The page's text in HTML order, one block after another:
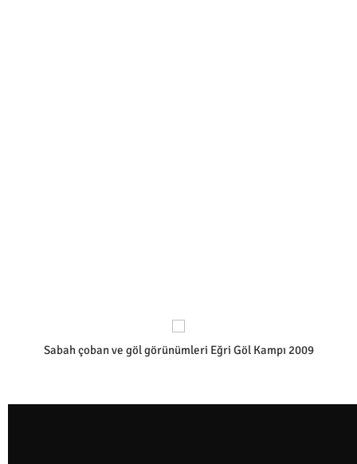
Sabah çoban ve göl görünümleri Eğri Göl Kampı 2009